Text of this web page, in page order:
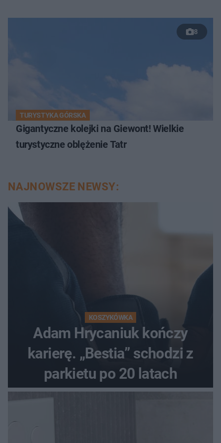
8
TURYSTYKA GÓRSKA
Gigantyczne kolejki na Giewont! Wielkie
turystyczne oblężenie Tatr
NAJNOWSZE NEWSY:
KOSZYKÓWKA
Adam Hrycaniuk kończy
karierę. „Bestia” schodzi z
parkietu po 20 latach